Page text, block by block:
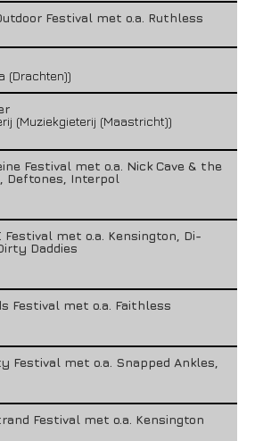
Festival met o.a. Ruthless
(Drachten))
(Muziekgieterij (Maastricht))
Festival met o.a. Nick Cave & the
Deftones, Interpol
Festival met o.a. Kensington, Di-
Daddies
Festival met o.a. Faithless
Festival met o.a. Snapped Ankles,
Festival met o.a. Kensington